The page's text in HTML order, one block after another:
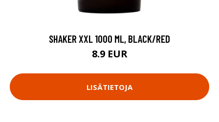
SHAKER XXL 1000 ML, BLACK/RED
8.9 EUR
LISÄTIETOJA